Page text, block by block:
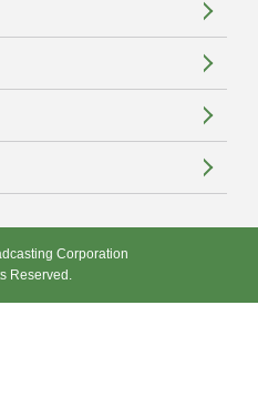
Corporation
Reserved.